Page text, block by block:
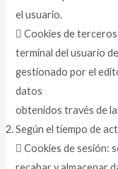
el usuario.
 Cookies de
terminal del usuario
gestionado por el
datos
obtenidos través de
Según el tiempo de
 Cookies de sesión: